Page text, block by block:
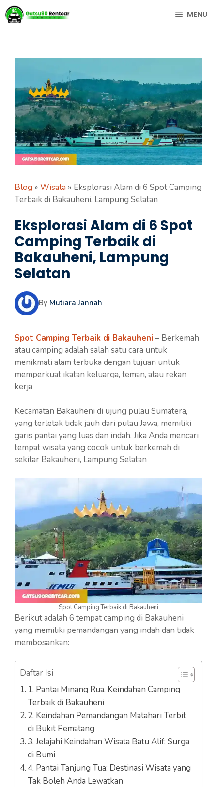
Langsung
ke
MENU
Blog » Wisata » Eksplorasi Alam di 6 Spot Camping
Terbaik di Bakauheni, Lampung Selatan
Eksplorasi Alam di 6 Spot
Camping Terbaik di
Bakauheni, Lampung
Selatan
By Mutiara Jannah
Spot Camping Terbaik di Bakauheni– Berkemah
atau camping adalah salah satu cara untuk
menikmati alam terbuka dengan tujuan untuk
memperkuat ikatan keluarga, teman, atau rekan
kerja
Kecamatan Bakauheni di ujung pulau Sumatera,
yang terletak tidak jauh dari pulau Jawa, memiliki
garis pantai yang luas dan indah. Jika Anda mencari
tempat wisata yang cocok untuk berkemah di
sekitar Bakauheni, Lampung Selatan
Spot Camping Terbaik di Bakauheni
Berikut adalah 6 tempat camping di Bakauheni
yang memiliki pemandangan yang indah dan tidak
membosankan:
Daftar Isi
1. Pantai Minang Rua, Keindahan Camping
Terbaik di Bakauheni
2. Keindahan Pemandangan Matahari Terbit
di Bukit Pematang
3. Jelajahi Keindahan Wisata Batu Alif: Surga
di Bumi
4. Pantai Tanjung Tua: Destinasi Wisata yang
Tak Boleh Anda Lewatkan